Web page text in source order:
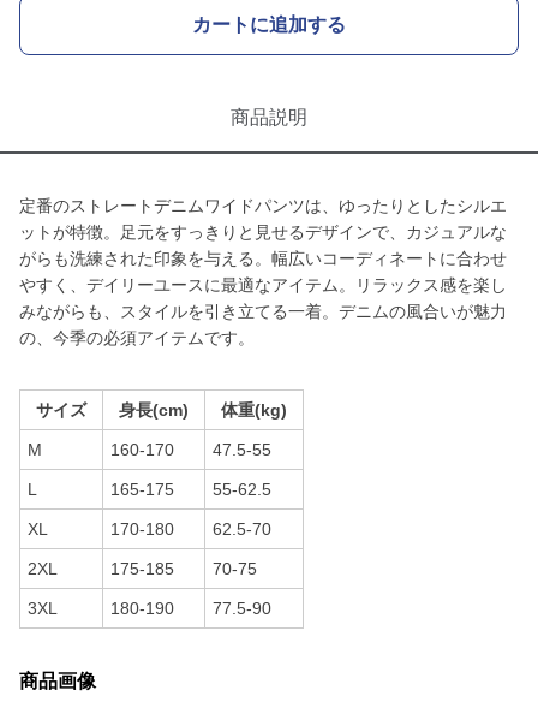
カートに追加する
商品説明
定番のストレートデニムワイドパンツは、ゆったりとしたシルエ
ットが特徴。足元をすっきりと見せるデザインで、カジュアルな
がらも洗練された印象を与える。幅広いコーディネートに合わせ
やすく、デイリーユースに最適なアイテム。リラックス感を楽し
みながらも、スタイルを引き立てる一着。デニムの風合いが魅力
の、今季の必須アイテムです。
サイズ 身長(cm) 体重(kg)
M 160-170 47.5-55
L 165-175 55-62.5
XL 170-180 62.5-70
2XL 175-185 70-75
3XL 180-190 77.5-90
商品画像